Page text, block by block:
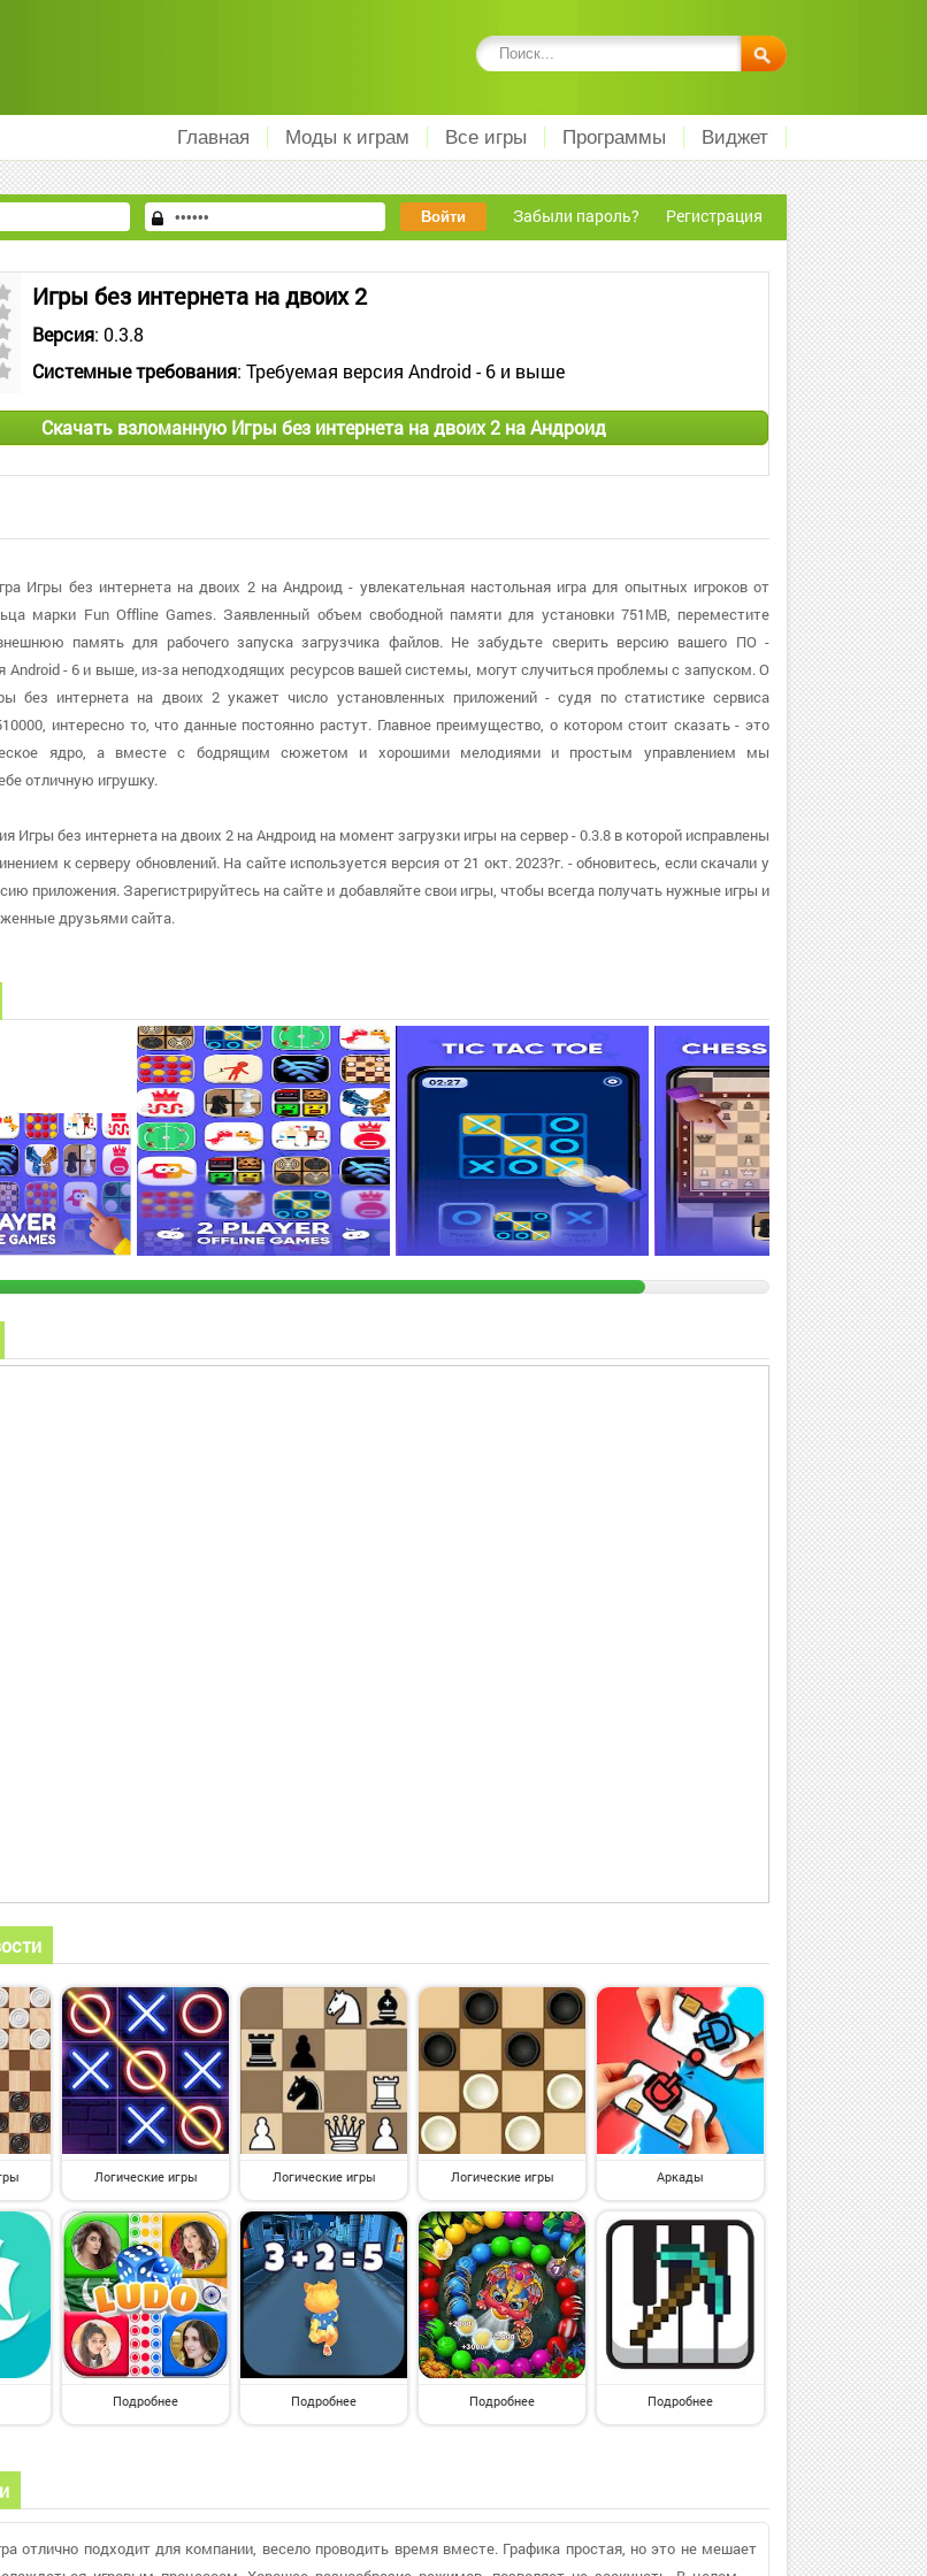
Главная Моды к играм Все игры Программы Виджет
Забыли пароль? Регистрация
Игры без интернета на двоих 2
Версия: 0.3.8
Системные требования: Требуемая версия Android - 6 и выше
Скачать взломанную Игры без интернета на двоих 2 на Андроид
Игры без интернета на двоих 2 на Андроид - увлекательная настольная игра для опытных игроков от
марки Fun Offline Games. Заявленный объем свободной памяти для установки 751MB, переместите
память для рабочего запуска загрузчика файлов. Не забудьте сверить версию вашего ПО -
Android - 6 и выше, из-за неподходящих ресурсов вашей системы, могут случиться проблемы с запуском. О
без интернета на двоих 2 укажет число установленных приложений - судя по статистике сервиса
интересно то, что данные постоянно растут. Главное преимущество, о котором стоит сказать - это
ядро, а вместе с бодрящим сюжетом и хорошими мелодиями и простым управлением мы
отличную игрушку.
Игры без интернета на двоих 2 на Андроид на момент загрузки игры на сервер - 0.3.8 в которой исправлены
к серверу обновлений. На сайте используется версия от 21 окт. 2023?г. - обновитесь, если скачали у
приложения. Зарегистрируйтесь на сайте и добавляйте свои игры, чтобы всегда получать нужные игры и
друзьями сайта.
Логические игры Логические игры Логические игры Аркады
Подробнее Подробнее Подробнее Подробнее
отлично подходит для компании, весело проводить время вместе. Графика простая, но это не мешает